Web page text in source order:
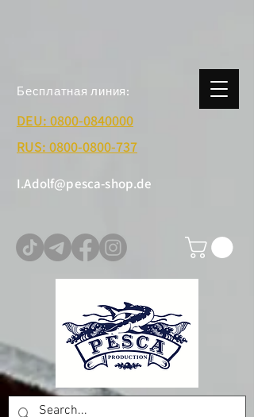
Бесплатная линия:
DEU: 0800-0840000
RUS: 0800-0800-737
I.Adolf@pesca-shop.de